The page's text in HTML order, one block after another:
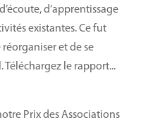
d’apprentissage
existantes. Ce fut
réorganiser et de se
le rapport...
Prix des Associations